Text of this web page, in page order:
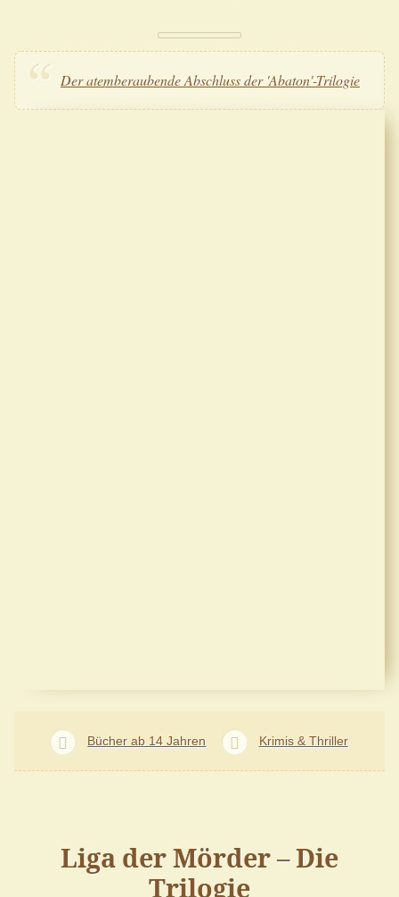
Der atemberaubende Abschluss der 'Abaton'-Trilogie
Bücher ab 14 Jahren Krimis & Thriller
Liga der Mörder – Die
Trilogie